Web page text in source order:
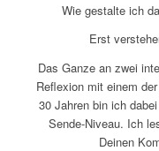
Wie gestalte ich
Erst
Das Ganze an zwei
Reflexion mit einem
30 Jahren bin ich
Sende-Niveau. Ich
Deinen